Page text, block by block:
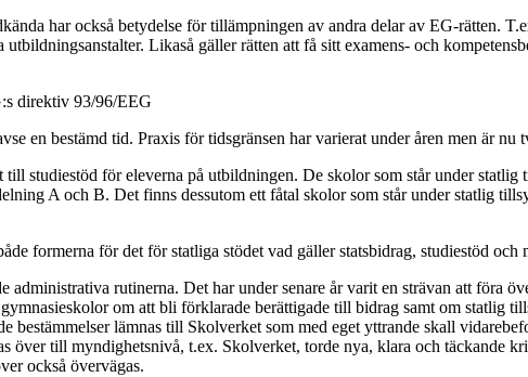
har också betydelse för tillämpningen av andra delar av EG-rätten.
utbildningsanstalter. Likaså gäller rätten att få sitt examens- och
direktiv 93/96/EEG
en bestämd tid. Praxis för tidsgränsen har varierat under åren men är nu
studiestöd för eleverna på utbildningen. De skolor som står under statlig
A och B. Det finns dessutom ett fåtal skolor som står under statlig
formerna för det för statliga stödet vad gäller statsbidrag, studiestöd
administrativa rutinerna. Det har under senare år varit en strävan att föra
om att bli förklarade berättigade till bidrag samt om
bestämmelser lämnas till Skolverket som med eget yttrande skall
över till myndighetsnivå, t.ex. Skolverket, torde nya, klara och täckande
också övervägas.